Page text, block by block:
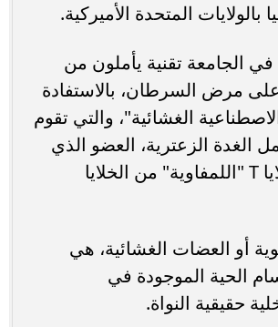
بالولايات المتحدة الأميركية.
الجامعة تقنية يأملون من
على مرض السرطان، بالاستفادة
الغشائية"، والتي تقوم
الغدة الزعترية، العضو الذي
تتطور فيه الخلايا T "اللمفاوية" من الخلايا
أو العضات الغشائية، هي
الحية الموجودة في
حقيقية النواة.